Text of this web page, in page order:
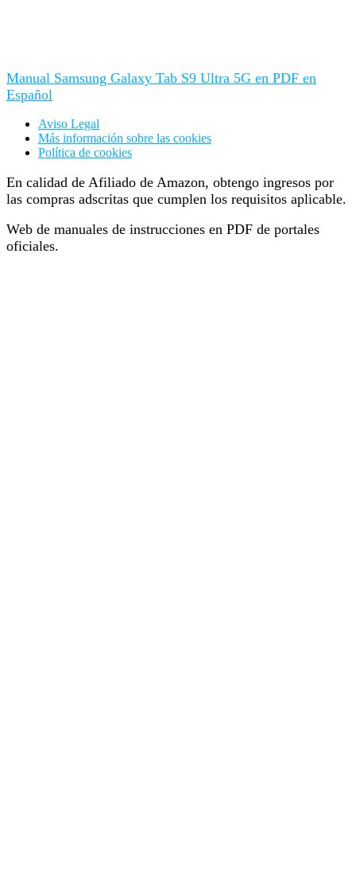
Manual Samsung Galaxy Tab S9 Ultra 5G en PDF en
Español
Aviso Legal
Más información sobre las cookies
Política de cookies
En calidad de Afiliado de Amazon, obtengo ingresos por
las compras adscritas que cumplen los requisitos aplicable.
Web de manuales de instrucciones en PDF de portales
oficiales.